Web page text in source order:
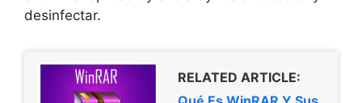
desinfectar.
RELATED ARTICLE: